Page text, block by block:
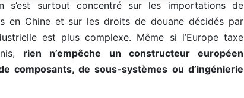
s’est surtout concentré sur les importations de
en Chine et sur les droits de douane décidés par
est plus complexe. Même si l’Europe taxe
rien n’empêche un constructeur européen
composants, de sous-systèmes ou d’ingénierie